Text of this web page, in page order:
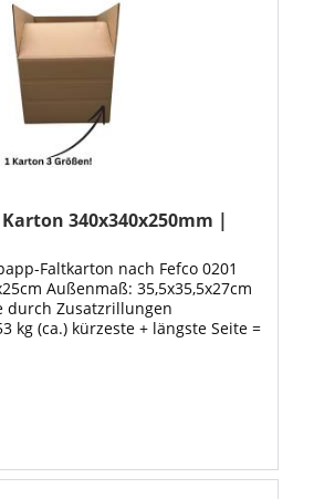
340x340x250mm |
Faltkarton nach Fefco 0201
Außenmaß: 35,5x35,5x27cm
durch Zusatzrillungen
kg (ca.) kürzeste + längste Seite =